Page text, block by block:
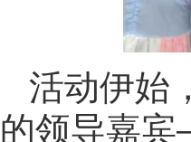
活动伊始
的领导嘉